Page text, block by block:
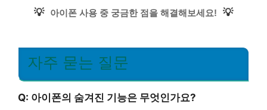
💡 아이폰 사용 중 궁금한 점을 해결해보세요! 💡
자주 묻는 질문
Q: 아이폰의 숨겨진 기능은 무엇인가요?